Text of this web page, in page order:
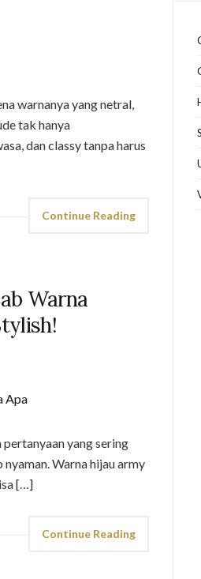
warnanya yang netral,
tak hanya
dan classy tanpa harus
Continue Reading
Warna
yang sering
Warna hijau army
[…]
Continue Reading